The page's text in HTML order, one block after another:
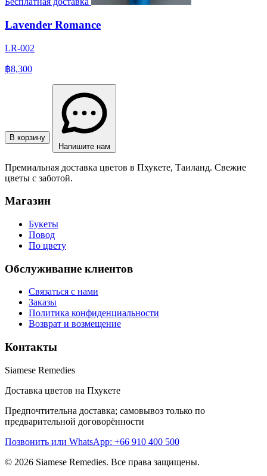
Lavender Romance
LR-002
฿8,300
В корзину
Напишите нам
Премиальная доставка цветов в Пхукете, Таиланд. Свежие
цветы с заботой.
Магазин
Букеты
Повод
По цвету
Обслуживание клиентов
Связаться с нами
Заказы
Политика конфиденциальности
Возврат и возмещение
Контакты
Siamese Remedies
Доставка цветов на Пхукете
Предпочтительна доставка; самовывоз только по
предварительной договорённости
Позвонить или WhatsApp: +66 910 400 500
© 2026 Siamese Remedies. Все права защищены.